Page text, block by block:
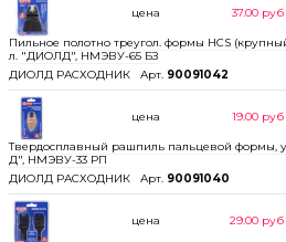
Пильное полотно треугол. формы HCS
л. "ДИОЛД", НМЭВУ-65 БЗ
ДИОЛД РАСХОДНИК
Арт. 90091042
цена 37.00 руб
Твердосплавный рашпиль пальцевой формы,
Д", НМЭВУ-33 РП
ДИОЛД РАСХОДНИК
Арт. 90091040
цена 19.00 руб
цена 29.00 руб